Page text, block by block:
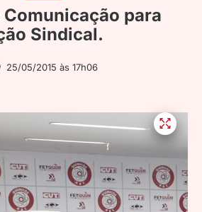
Comunicação para
Sindical.
25/05/2015 às 17h06